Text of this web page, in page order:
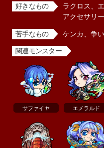
好きなもの
ラクロス、
アクセサリー
苦手なもの ケンカ、争
関連モンスター
サファイヤ エメラルド